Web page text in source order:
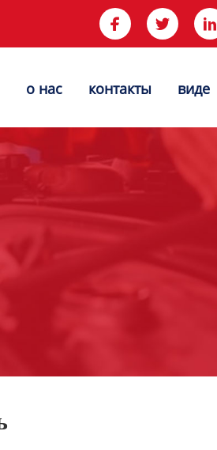
  
о нас контакты виде